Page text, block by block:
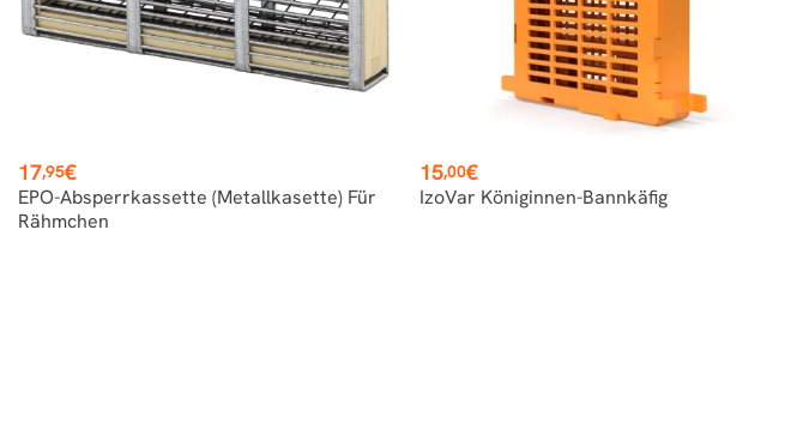
Preis
17,95€
EPO-Absperrkassette (Metallkasette) Für
Rähmchen
Preis
15,00€
IzoVar Königinnen-Bannkäfig